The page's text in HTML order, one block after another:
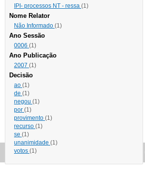
IPI- processos NT - ressa (1)
Nome Relator
Não Informado (1)
Ano Sessão
0006 (1)
Ano Publicação
2007 (1)
Decisão
ao (1)
de (1)
negou (1)
por (1)
provimento (1)
recurso (1)
se (1)
unanimidade (1)
votos (1)